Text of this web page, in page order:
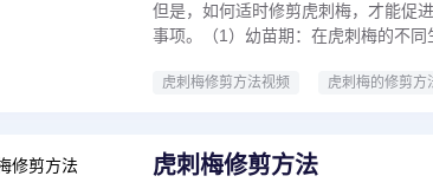
但是，如何适时修剪虎刺梅，才能促
事项。（1）幼苗期：在虎刺梅的不同
虎刺梅修剪方法视频 虎刺梅的修剪方
虎刺梅修剪方法